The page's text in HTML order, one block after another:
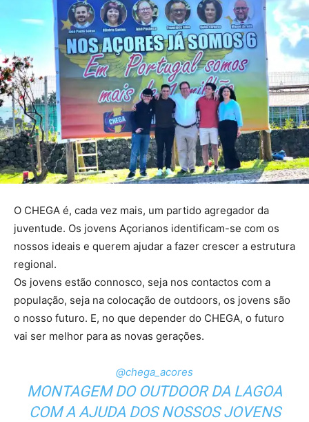
O CHEGA é, cada vez mais, um partido agregador da
juventude. Os jovens Açorianos identificam-se com os
nossos ideais e querem ajudar a fazer crescer a estrutura
regional.
Os jovens estão connosco, seja nos contactos com a
população, seja na colocação de outdoors, os jovens são
o nosso futuro. E, no que depender do CHEGA, o futuro
vai ser melhor para as novas gerações.
@chega_acores
MONTAGEM DO OUTDOOR DA LAGOA
COM A AJUDA DOS NOSSOS JOVENS